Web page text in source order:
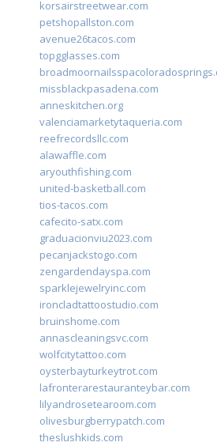
korsairstreetwear.com
petshopallston.com
avenue26tacos.com
topgglasses.com
missblackpasadena.com
anneskitchen.org
valenciamarketytaqueria.com
reefrecordsllc.com
alawaffle.com
aryouthfishing.com
united-basketball.com
tios-tacos.com
cafecito-satx.com
graduacionviu2023.com
pecanjackstogo.com
zengardendayspa.com
sparklejewelryinc.com
ironcladtattoostudio.com
bruinshome.com
annascleaningsvc.com
wolfcitytattoo.com
oysterbayturkeytrot.com
lafronterarestauranteybar.com
lilyandrosetearoom.com
olivesburgberrypatch.com
theslushkids.com